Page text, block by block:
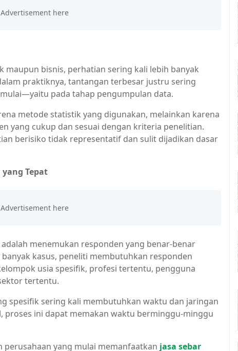
maupun bisnis, perhatian sering kali lebih banyak
praktiknya, tantangan terbesar justru sering
pada tahap pengumpulan data.
metode statistik yang digunakan, melainkan karena
yang cukup dan sesuai dengan kriteria penelitian.
berisiko tidak representatif dan sulit dijadikan dasar
Tepat
menemukan responden yang benar-benar
kasus, peneliti membutuhkan responden
usia spesifik, profesi tertentu, pengguna
tertentu.
spesifik sering kali membutuhkan waktu dan jaringan
proses ini dapat memakan waktu berminggu-minggu
perusahaan yang mulai memanfaatkan jasa sebar